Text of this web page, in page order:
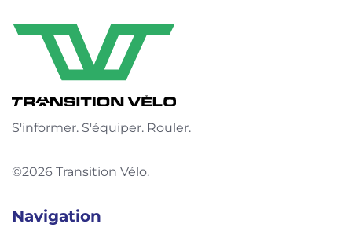
S'informer. S'équiper. Rouler.
©2026 Transition Vélo.
Navigation